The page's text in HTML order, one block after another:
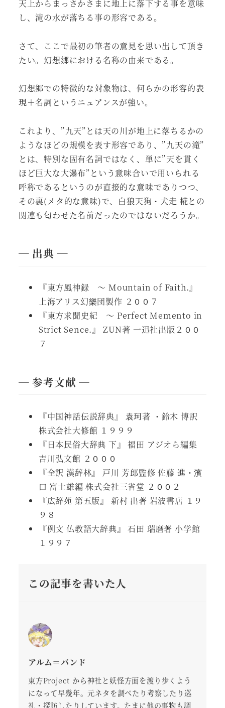
天上からまっさかさまに地上に落下する事を意味
し、滝の水が落ちる事の形容である。
さて、ここで最初の筆者の意見を思い出して頂き
たい。幻想郷における名称の由来である。
幻想郷での特徴的な対象物は、何らかの形容的表
現＋名詞というニュアンスが強い。
これより、”九天”とは天の川が地上に落ちるかの
ようなほどの規模を表す形容であり、”九天の滝”
とは、特別な固有名詞ではなく、単に”天を貫く
ほど巨大な大瀑布”という意味合いで用いられる
呼称であるというのが直接的な意味でありつつ、
その裏(メタ的な意味)で、白狼天狗・犬走 椛との
関連も匂わせた名前だったのではないだろうか。
― 出典 ―
『東方風神録 ～ Mountain of Faith.』
上海アリス幻樂団製作 ２００７
『東方求聞史紀 ～ Perfect Memento in
Strict Sence.』 ZUN著 一迅社出版２００
７
― 参考文献 ―
『中国神話伝説辞典』 袁珂著 ・鈴木 博訳
株式会社大修館 １９９９
『日本民俗大辞典 下』 福田 アジオら編集
吉川弘文館 ２０００
『全訳 漢辞林』 戸川 芳郎監修 佐藤 進・濱
口 富士雄編 株式会社三省堂 ２００２
『広辞苑 第五版』 新村 出著 岩波書店 １９
９８
『例文 仏教語大辞典』 石田 瑞磨著 小学館
１９９７
この記事を書いた人
アルム＝バンド
東方Project から神社と妖怪方面を渡り歩くよう
になって早幾年。元ネタを調べたり考察したり巡
礼・探訪したりしています。たまに他の事物も調